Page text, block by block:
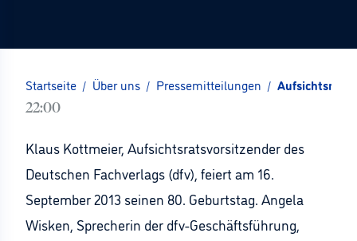
Startseite / Über uns / Pressemitteilungen /
22:00
Klaus Kottmeier, Aufsichtsratsvorsitzender des
Deutschen Fachverlags (dfv), feiert am 16.
September 2013 seinen 80. Geburtstag. Angela
Wisken, Sprecherin der dfv-Geschäftsführung,